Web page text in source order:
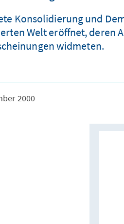
Konsolidierung und
Welt eröffnet, deren
widmeten.
2000